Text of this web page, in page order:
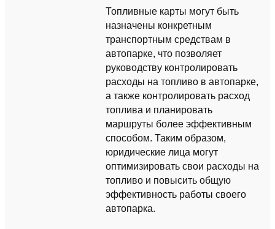
Топливные карты могут быть
назначены конкретным
транспортным средствам в
автопарке, что позволяет
руководству контролировать
расходы на топливо в автопарке,
а также контролировать расход
топлива и планировать
маршруты более эффективным
способом. Таким образом,
юридические лица могут
оптимизировать свои расходы на
топливо и повысить общую
эффективность работы своего
автопарка.